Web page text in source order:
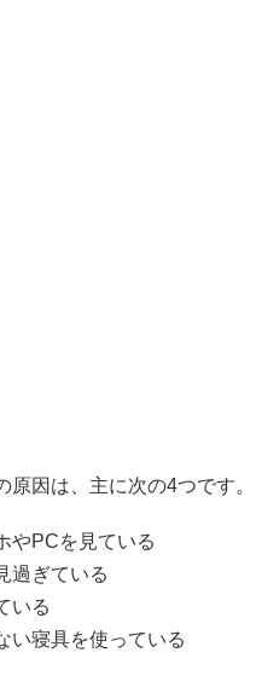
原因は、主に次の4つです。
やPCを見ている
過ぎている
いる
い寝具を使っている